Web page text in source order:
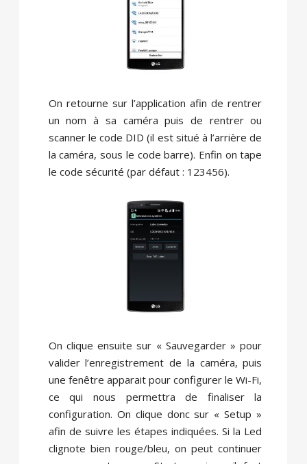
On retourne sur l’application afin de rentrer
un nom à sa caméra puis de rentrer ou
scanner le code DID (il est situé à l’arrière de
la caméra, sous le code barre). Enfin on tape
le code sécurité (par défaut : 123456).
On clique ensuite sur « Sauvegarder » pour
valider l’enregistrement de la caméra, puis
une fenêtre apparait pour configurer le Wi-Fi,
ce qui nous permettra de finaliser la
configuration. On clique donc sur « Setup »
afin de suivre les étapes indiquées. Si la Led
clignote bien rouge/bleu, on peut continuer